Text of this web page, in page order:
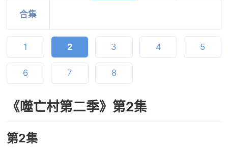
合集
1 2 3 4 5
6 7 8
《噬亡村第二季》第2集
第2集